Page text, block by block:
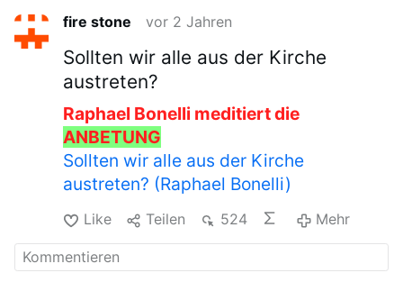
fire stone vor 2 Jahren
Sollten wir alle aus der Kirche
austreten?
Raphael Bonelli meditiert die
ANBETUNG
Sollten wir alle aus der Kirche
austreten? (Raphael Bonelli)
Like Teilen 524 Mehr